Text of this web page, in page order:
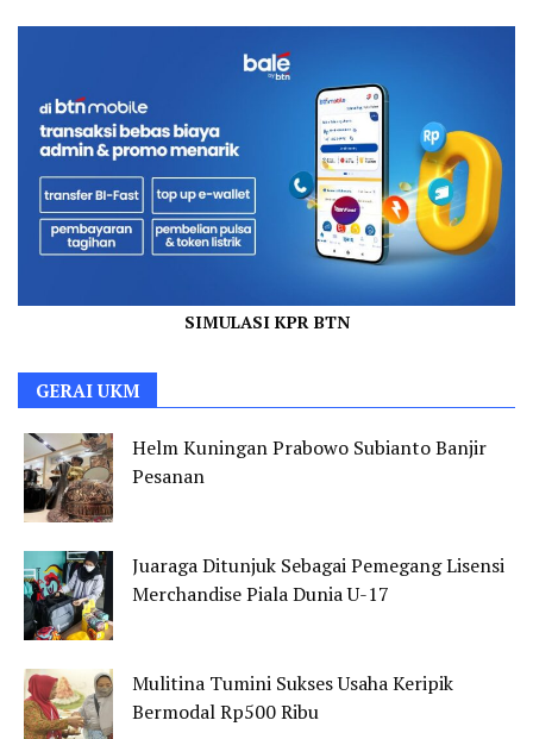
SIMULASI KPR BTN
GERAI UKM
Helm Kuningan Prabowo Subianto Banjir
Pesanan
Juaraga Ditunjuk Sebagai Pemegang Lisensi
Merchandise Piala Dunia U-17
Mulitina Tumini Sukses Usaha Keripik
Bermodal Rp500 Ribu